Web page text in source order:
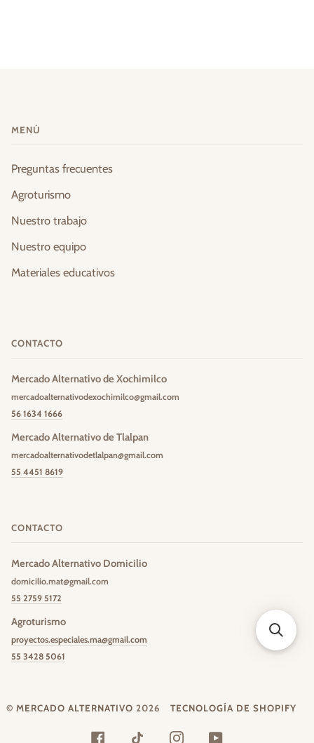
MENÚ
Preguntas frecuentes
Agroturismo
Nuestro trabajo
Nuestro equipo
Materiales educativos
CONTACTO
Mercado Alternativo de Xochimilco
mercadoalternativodexochimilco@gmail.com
56 1634 1666
Mercado Alternativo de Tlalpan
mercadoalternativodetlalpan@gmail.com
55 4451 8619
CONTACTO
Mercado Alternativo Domicilio
domicilio.mat@gmail.com
55 2759 5172
Agroturismo
proyectos.especiales.ma@gmail.com
55 3428 5061
© MERCADO ALTERNATIVO 2026 TECNOLOGÍA DE SHOPIFY
FACEBOOKTIKTOK INSTAGRAMYOUTUBE